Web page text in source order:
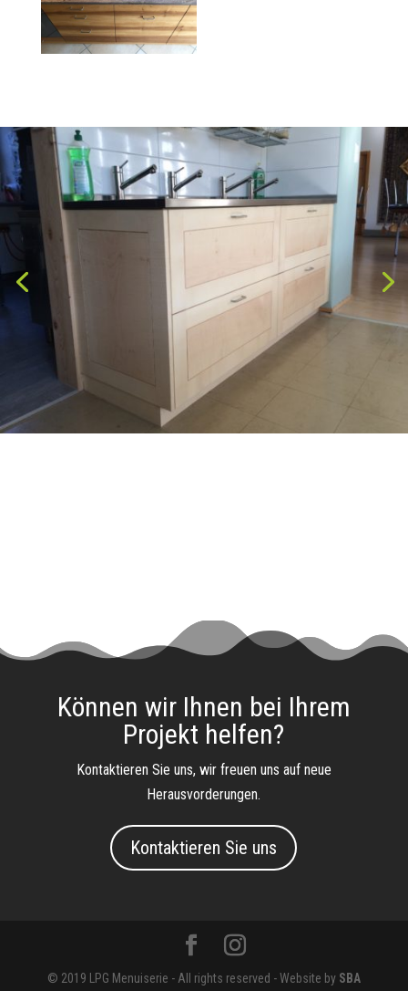
Können wir Ihnen bei Ihrem
Projekt helfen?
Kontaktieren Sie uns, wir freuen uns auf neue
Herausvorderungen.
Kontaktieren Sie uns
© 2019 LPG Menuiserie - All rights reserved - Website by SBA